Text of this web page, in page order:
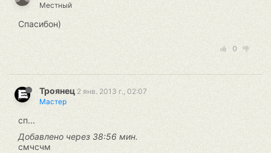
Местный
Спасибон)
0
Троянец 2 янв. 2013 г., 02:07
Мастер
сп...
Добавлено через 38:56 мин.
смчсчм